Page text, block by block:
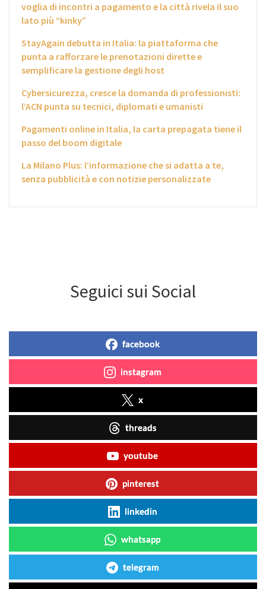
voglia di incontri a pagamento e la città rivela il suo
lato più “kinky”
StayAgain debutta in Italia: la piattaforma che
punta a rafforzare le prenotazioni dirette e
semplificare la gestione degli host
Cybersicurezza, cresce la domanda di professionisti:
l’ACN punta su tecnici, diplomati e umanisti
Pagamenti online in Italia, la carta prepagata tiene il
passo del boom digitale
La Milano Plus: l’informazione che si adatta a te,
senza pubblicità e con notizie personalizzate
Seguici sui Social
facebook
instagram
x
threads
youtube
pinterest
linkedin
whatsapp
telegram